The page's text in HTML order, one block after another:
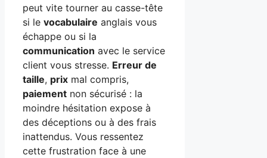
peut vite tourner au casse-tête
si le vocabulaire anglais vous
échappe ou si la
communication avec le service
client vous stresse. Erreur de
taille, prix mal compris,
paiement non sécurisé : la
moindre hésitation expose à
des déceptions ou à des frais
inattendus. Vous ressentez
cette frustration face à une